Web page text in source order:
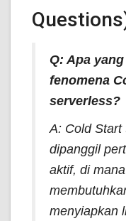
Q: Apa
fenomena
serverless?
A: Cold Start
dipanggil
aktif, di
menyiapkan